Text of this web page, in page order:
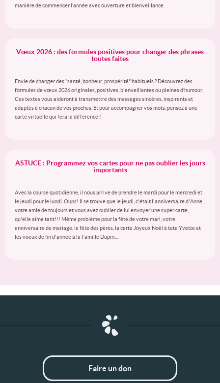
manière de commencer l’année avec ouverture et bienveillance.
Vœux 2026 : des formules positives pour changer des phrases
toutes faites
Envie de changer des "santé, bonheur, prospérité" habituels ? Découvrez des
formules de vœux 2026 originales, positives, bienveillantes ou pleines d’humour.
Ces textes vous aideront à transmettre des messages sincères, inspirants et
adaptés à chacun de vos proches. Et pour accompagner vos mots, pensez à une
carte virtuelle qui fera la différence !
ASTUCE : Programmez vos cartes pour ne pas oublier les jours
importants
Avec la course quotidienne, il nous arrive de prendre le mardi pour le mercredi et
le jeudi pour le lundi. Oups! Il se trouve que le jeudi, c'était l'anniversaire d'Anne,
votre amie de toujours et vous avez oublier de lui envoyer une super carte,
qu'elle aime tant!!! Même problème pour la fête de votre mari, votre
anniversaire de mariage, la fête des pères, la carte Joyeux Noël à tata Yvette et
les voeux de fin d'année à la Famille Dupin....
Faire un don